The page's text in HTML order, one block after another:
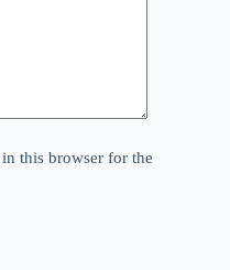
this browser for the